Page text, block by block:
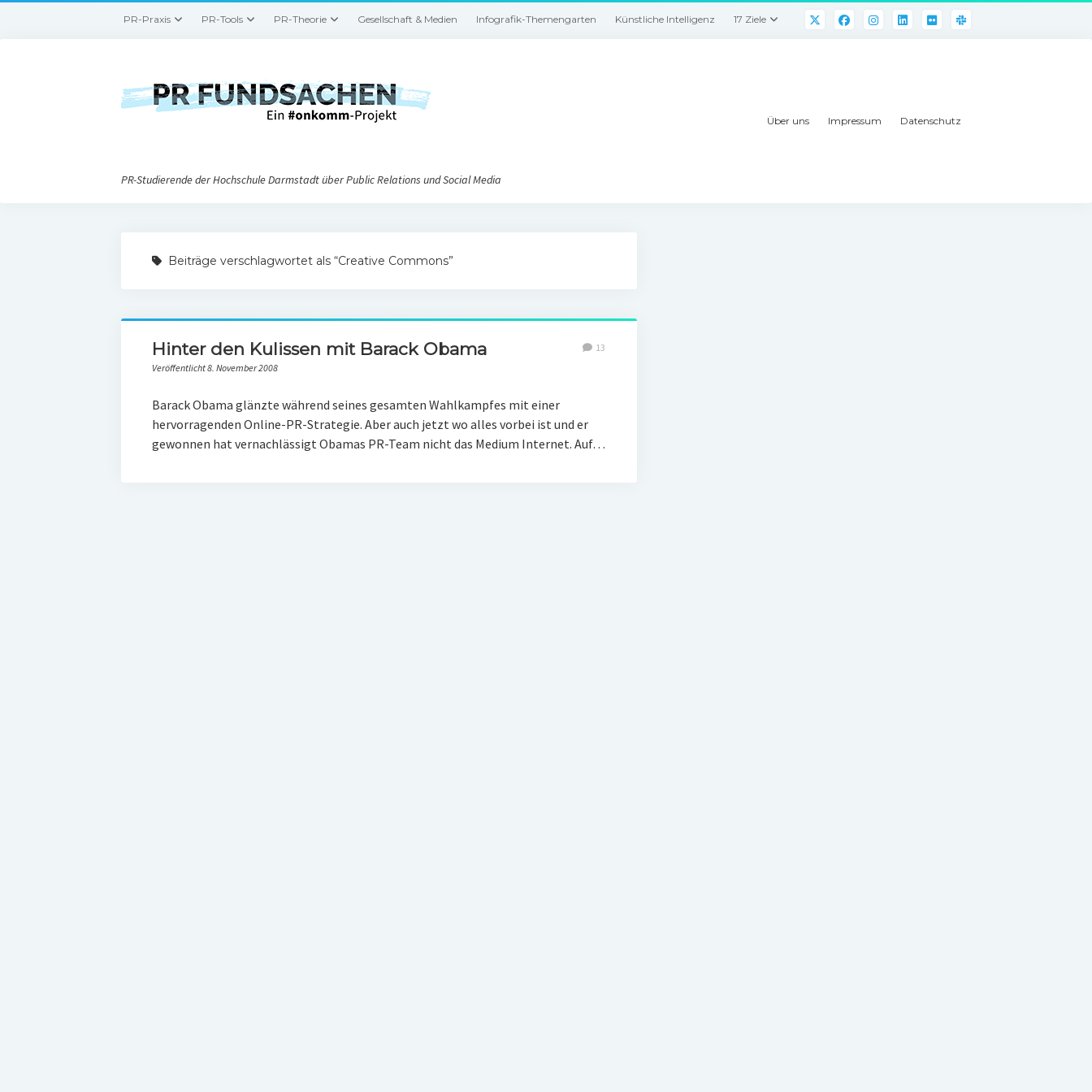
PR-Praxis PR-Tools PR-Theorie Gesellschaft & Medien Infografik-Themengarten Künstliche Intelligenz 17 Ziele
PR-Studierende der Hochschule Darmstadt über Public Relations und Social Media
Über uns Impressum Datenschutz
Beiträge verschlagwortet als “Creative Commons”
Hinter den Kulissen mit Barack Obama
Veröffentlicht 8. November 2008
13
Barack Obama glänzte während seines gesamten Wahlkampfes mit einer
hervorragenden Online-PR-Strategie. Aber auch jetzt wo alles vorbei ist und er
gewonnen hat vernachlässigt Obamas PR-Team nicht das Medium Internet. Auf…